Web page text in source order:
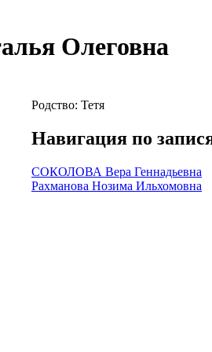
Олеговна
Родство: Тетя
Навигация по
СОКОЛОВА Вера Геннадьевна
Рахманова Нозима Ильхомовна